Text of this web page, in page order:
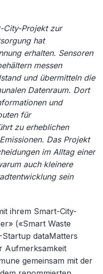
City-Projekt zur
hat
erhalten. Sensoren
messen
und übermitteln die
Datenraum. Dort
und
für
zu erheblichen
Das Projekt
im Alltag einer
auch kleinere
sein
ihrem Smart-City-
(«Smart Waste
dataMatters
Aufmerksamkeit
gemeinsam mit der